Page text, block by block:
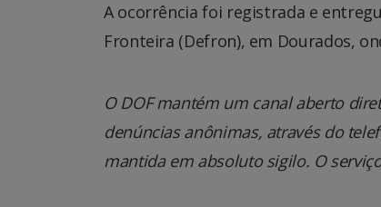
A ocorrência foi registrada e
Fronteira (Defron), em Dourados,
O DOF mantém um canal aberto
denúncias anônimas, através do
mantida em absoluto sigilo. O